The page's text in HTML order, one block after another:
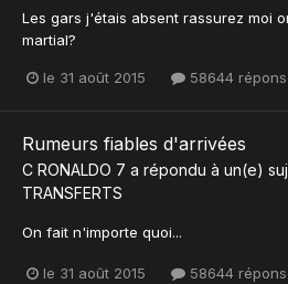
Les gars j'étais absent rassurez moi
martial?
le 31 août 2015 58644
Rumeurs fiables d'arrivées
C RONALDO 7 a répondu à un(e)
TRANSFERTS
On fait n'importe quoi...
le 31 août 2015 58644